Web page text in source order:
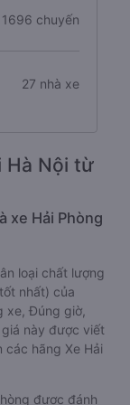
1696 chuyến
27 nhà xe
Hà Nội từ
xe Hải Phòng
loại chất lượng
nhất) của
xe, Đúng giờ,
này được viết
hãng Xe Hải
được đánh